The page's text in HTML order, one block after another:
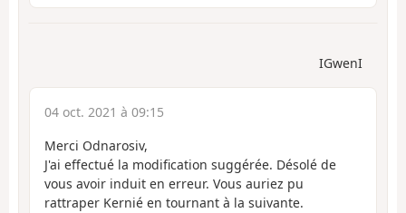
IGwenI
04 oct. 2021 à 09:15
Merci Odnarosiv,
J'ai effectué la modification suggérée. Désolé de
vous avoir induit en erreur. Vous auriez pu
rattraper Kernié en tournant à la suivante.